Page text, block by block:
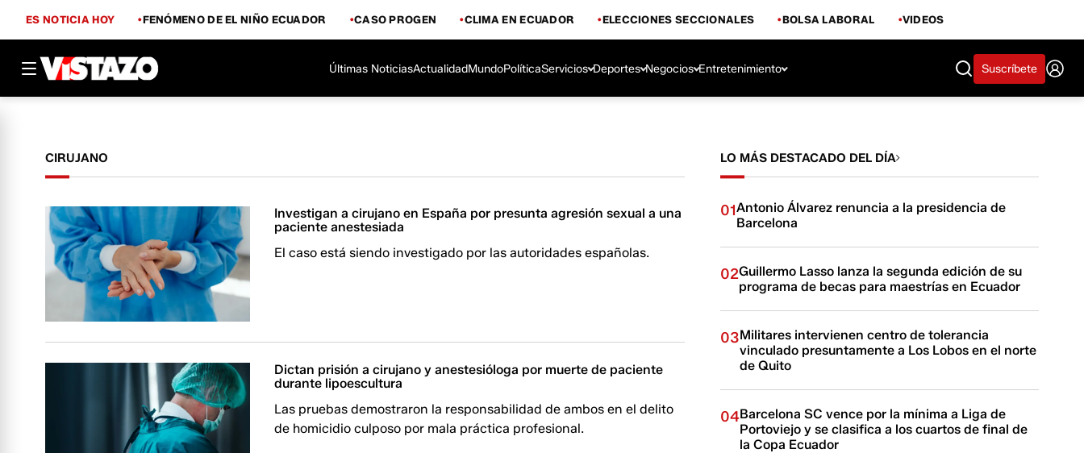
ES NOTICIA HOY FENÓMENO DE EL NIÑO ECUADOR CASO PROGEN CLIMA EN ECUADOR ELECCIONES SECCIONALES BOLSA LABORAL VIDEOS
Últimas NoticiasActualidadMundoPolíticaServicios Deportes Negocios Entretenimiento Suscríbete
CIRUJANO
Investigan a cirujano en España por presunta agresión sexual a una
paciente anestesiada
El caso está siendo investigado por las autoridades españolas.
Dictan prisión a cirujano y anestesióloga por muerte de paciente
durante lipoescultura
Las pruebas demostraron la responsabilidad de ambos en el delito
de homicidio culposo por mala práctica profesional.
LO MÁS DESTACADO DEL DÍA
01Antonio Álvarez renuncia a la presidencia de
Barcelona
02Guillermo Lasso lanza la segunda edición de su
programa de becas para maestrías en Ecuador
03Militares intervienen centro de tolerancia
vinculado presuntamente a Los Lobos en el norte
de Quito
04Barcelona SC vence por la mínima a Liga de
Portoviejo y se clasifica a los cuartos de final de
la Copa Ecuador